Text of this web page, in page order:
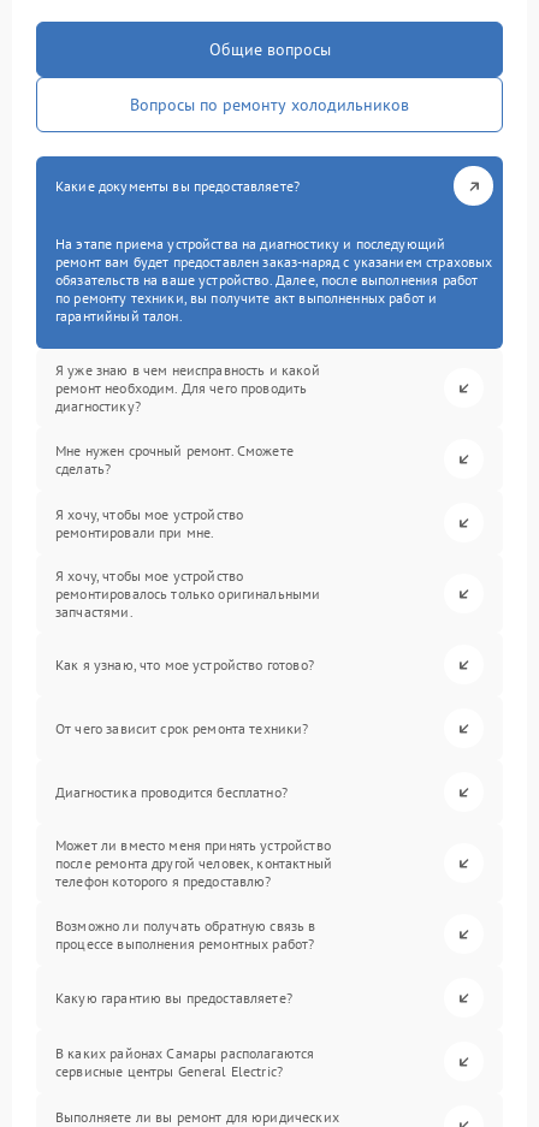
Общие вопросы
Вопросы по ремонту холодильников
Какие документы вы предоставляете?
На этапе приема устройства на диагностику и последующий
ремонт вам будет предоставлен заказ-наряд с указанием страховых
обязательств на ваше устройство. Далее, после выполнения работ
по ремонту техники, вы получите акт выполненных работ и
гарантийный талон.
Я уже знаю в чем неисправность и какой
ремонт необходим. Для чего проводить
диагностику?
Мне нужен срочный ремонт. Сможете
сделать?
Я хочу, чтобы мое устройство
ремонтировали при мне.
Я хочу, чтобы мое устройство
ремонтировалось только оригинальными
запчастями.
Как я узнаю, что мое устройство готово?
От чего зависит срок ремонта техники?
Диагностика проводится бесплатно?
Может ли вместо меня принять устройство
после ремонта другой человек, контактный
телефон которого я предоставлю?
Возможно ли получать обратную связь в
процессе выполнения ремонтных работ?
Какую гарантию вы предоставляете?
В каких районах Самары располагаются
сервисные центры General Electric?
Выполняете ли вы ремонт для юридических